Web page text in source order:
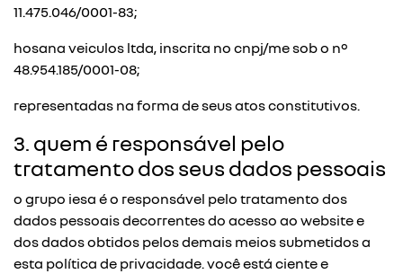
11.475.046/0001-83;
hosana veiculos ltda, inscrita no cnpj/me sob o nº
48.954.185/0001-08;
representadas na forma de seus atos constitutivos.
3. quem é responsável pelo
tratamento dos seus dados pessoais
o grupo iesa é o responsável pelo tratamento dos
dados pessoais decorrentes do acesso ao website e
dos dados obtidos pelos demais meios submetidos a
esta política de privacidade. você está ciente e